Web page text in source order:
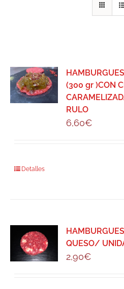
(300 gr )CON
RULO
6,60€
Detalles
QUESO/
2,90€